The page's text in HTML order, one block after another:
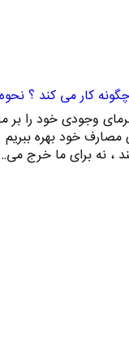
کار می کند ؟
وجودی خود را بر
مصارف خود بهره ببریم
، نه برای ما خرج